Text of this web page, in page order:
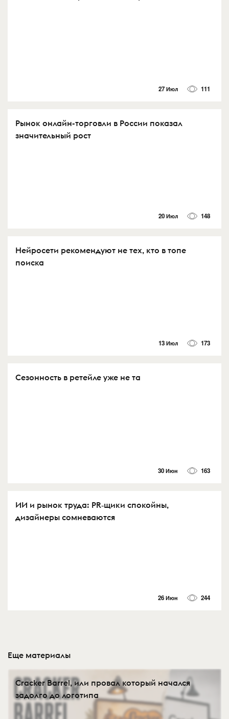
27 Июл 111
Рынок онлайн-торговли в России показал
значительный рост
20 Июл 148
Нейросети рекомендуют не тех, кто в топе
поиска
13 Июл 173
Сезонность в ретейле уже не та
30 Июн 163
ИИ и рынок труда: PR‑щики спокойны,
дизайнеры сомневаются
26 Июн 244
Еще материалы
Cracker Barrel, или провал который начался
задолго до логотипа